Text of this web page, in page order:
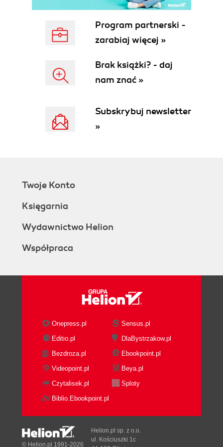
Input/Output
Configuration
Writing a Script
Cloud Computing Foundations and Building
Getting Started with Cloud Computing
Python Crash Course
Descriptive Statistics and Normal
Distributions
Conclusion
3. MLOps for Containers and Edge Devices
Container Runtime
Serving a Trained Model Over HTTP
TFHub
Porting Over Non-TPU Models
Containers for Managed ML Systems
Containers in Monetizing MLOps
Exercises
Critical Thinking Discussion Questions
4. Continuous Delivery for Machine Learning
Program partnerski -
zarabiaj więcej »
Brak książki? - daj
nam znać »
Subskrybuj newsletter
»
Twoje Konto
Księgarnia
Wydawnictwo Helion
Współpraca
Onepress.pl
Sensus.pl
Editio.pl
DlaBystrzakow.pl
Bezdroza.pl
Ebookpoint.pl
Videopoint.pl
Beya.pl
Czytalisek.pl
Sploty
Biblio.Ebookpoint.pl
© Helion.pl 1991-2026
Helion.pl sp. z o.o.
ul. Kościuszki 1c